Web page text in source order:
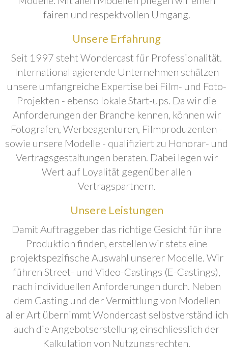
fairen und respektvollen Umgang.
Unsere Erfahrung
Seit 1997 steht Wondercast für Professionalität.
International agierende Unternehmen schätzen
unsere umfangreiche Expertise bei Film- und Foto-
Projekten - ebenso lokale Start-ups. Da wir die
Anforderungen der Branche kennen, können wir
Fotografen, Werbeagenturen, Filmproduzenten -
sowie unsere Modelle - qualifiziert zu Honorar- und
Vertragsgestaltungen beraten. Dabei legen wir
Wert auf Loyalität gegenüber allen
Vertragspartnern.
Unsere Leistungen
Damit Auftraggeber das richtige Gesicht für ihre
Produktion finden, erstellen wir stets eine
projektspezifische Auswahl unserer Modelle. Wir
führen Street- und Video-Castings (E-Castings),
nach individuellen Anforderungen durch. Neben
dem Casting und der Vermittlung von Modellen
aller Art übernimmt Wondercast selbstverständlich
auch die Angebotserstellung einschliesslich der
Kalkulation von Nutzungsrechten.